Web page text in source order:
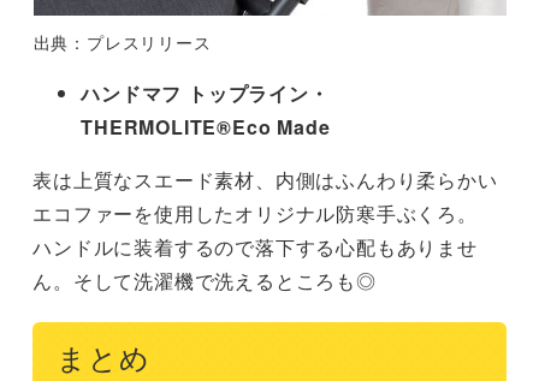
出典：プレスリリース
ハンドマフ トップライン・
THERMOLITE®Eco Made
表は上質なスエード素材、内側はふんわり柔らかい
エコファーを使用したオリジナル防寒手ぶくろ。
ハンドルに装着するので落下する心配もありませ
ん。そして洗濯機で洗えるところも◎
まとめ